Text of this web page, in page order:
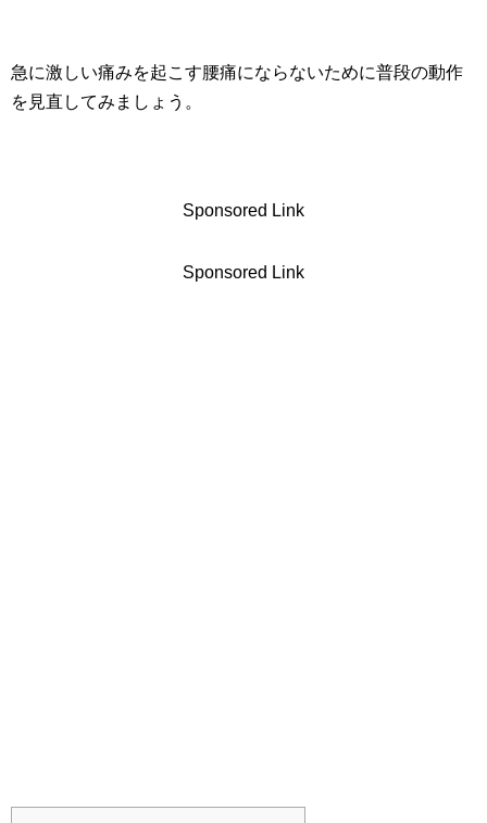
急に激しい痛みを起こす腰痛にならないために普段の動作
を見直してみましょう。
Sponsored Link
Sponsored Link